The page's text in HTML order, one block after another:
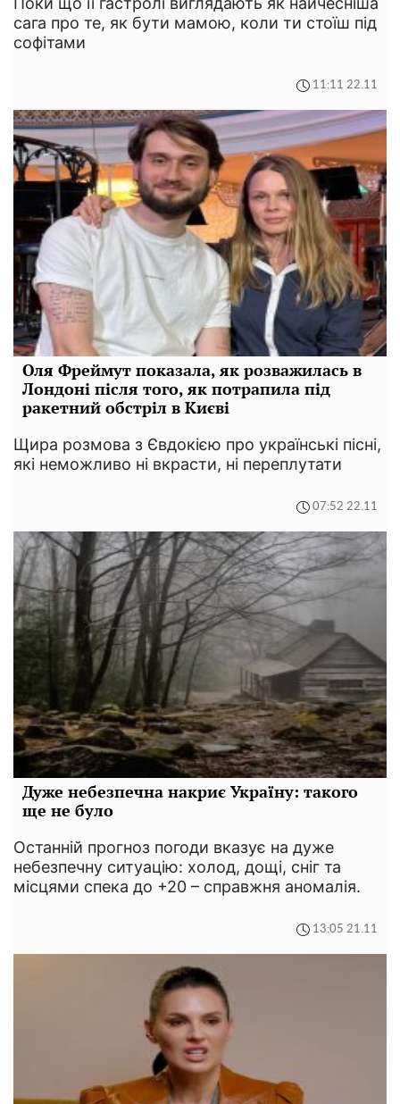
сага про те, як бути мамою, коли ти стоїш під
софітами
11:11 22.11
Оля Фреймут показала, як розважилась в
Лондоні після того, як потрапила під
ракетний обстріл в Києві
Щира розмова з Євдокією про українські пісні,
які неможливо ні вкрасти, ні переплутати
07:52 22.11
Дуже небезпечна накриє Україну: такого
ще не було
Останній прогноз погоди вказує на дуже
небезпечну ситуацію: холод, дощі, сніг та
місцями спека до +20 – справжня аномалія.
13:05 21.11